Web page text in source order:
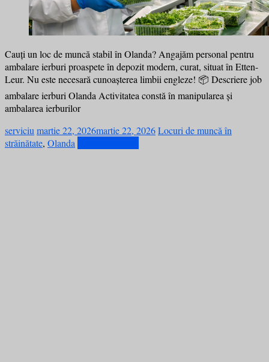
Cauți un loc de muncă stabil în Olanda? Angajăm personal pentru
ambalare ierburi proaspete în depozit modern, curat, situat în Etten-
Leur. Nu este necesară cunoașterea limbii engleze! 📦 Descriere job
ambalare ierburi Olanda Activitatea constă în manipularea și
ambalarea ierburilor
serviciu martie 22, 2026martie 22, 2026Locuri de muncă în
străinătate, Olanda